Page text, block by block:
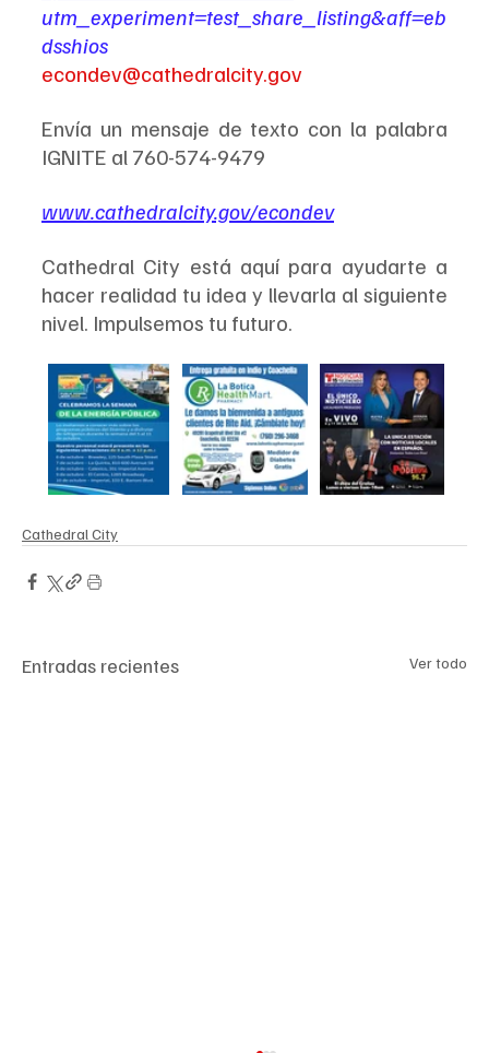
utm_experiment=test_share_listing&aff=eb
dsshios
econdev@cathedralcity.gov
Envía un mensaje de texto con la palabra
IGNITE al 760-574-9479
www.cathedralcity.gov/econdev
Cathedral City está aquí para ayudarte a
hacer realidad tu idea y llevarla al siguiente
nivel. Impulsemos tu futuro.
Cathedral City
Entradas recientes Ver todo